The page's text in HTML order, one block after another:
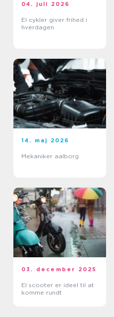
04. juli 2026
El cykler giver frihed i
hverdagen
14. maj 2026
Mekaniker aalborg
03. december 2025
El scooter er ideel til at
komme rundt